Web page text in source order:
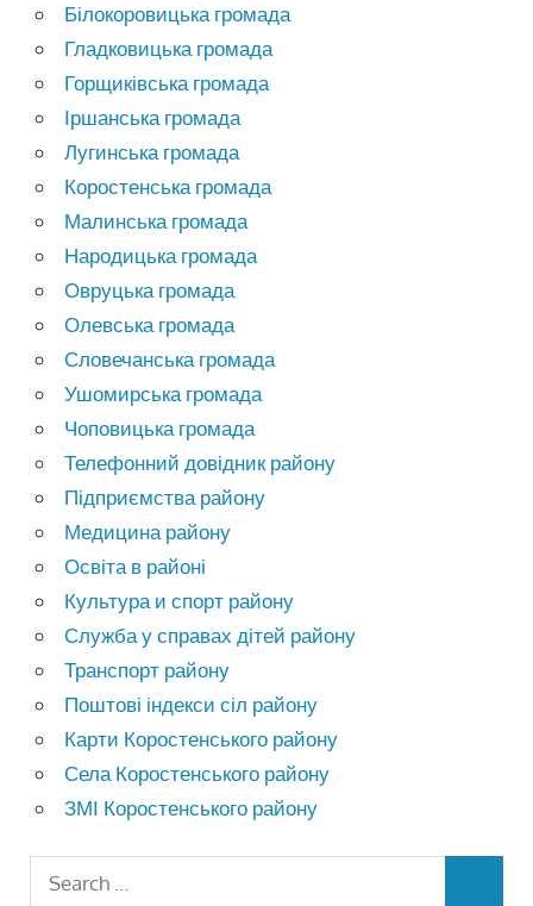
Білокоровицька громада
Гладковицька громада
Горщиківська громада
Іршанська громада
Лугинська громада
Коростенська громада
Малинська громада
Народицька громада
Овруцька громада
Олевська громада
Словечанська громада
Ушомирська громада
Чоповицька громада
Телефонний довідник району
Підприємства району
Медицина району
Освіта в районі
Культура и спорт району
Служба у справах дітей району
Транспорт району
Поштові індекси сіл району
Карти Коростенського району
Села Коростенського району
ЗМІ Коростенського району